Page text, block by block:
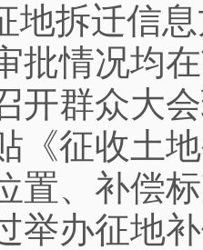
拆迁信息
批情况均
开群众大
《征收土
置、补偿
举办征地